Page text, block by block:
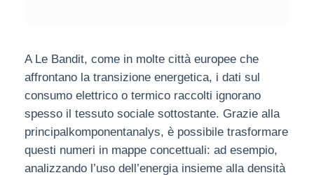
A Le Bandit, come in molte città europee che
affrontano la transizione energetica, i dati sul
consumo elettrico o termico raccolti ignorano
spesso il tessuto sociale sottostante. Grazie alla
principalkomponentanalys, è possibile trasformare
questi numeri in mappe concettuali: ad esempio,
analizzando l’uso dell’energia insieme alla densità